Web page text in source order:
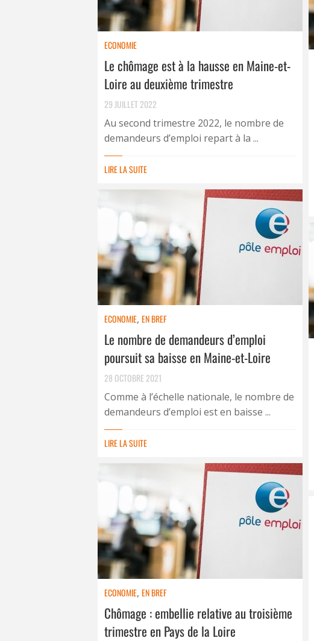
ECONOMIE
Le chômage est à la hausse en Maine-et-
Loire au deuxième trimestre
29 JUILLET 2022
Au second trimestre 2022, le nombre de
demandeurs d’emploi repart à la ...
LIRE LA SUITE
ECONOMIE, EN BREF
Le nombre de demandeurs d’emploi
poursuit sa baisse en Maine-et-Loire
28 OCTOBRE 2021
Comme à l’échelle nationale, le nombre de
demandeurs d’emploi est en baisse ...
LIRE LA SUITE
ECONOMIE, EN BREF
Chômage : embellie relative au troisième
trimestre en Pays de la Loire